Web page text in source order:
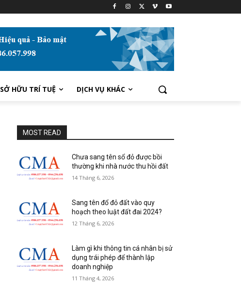
SỞ HỮU TRÍ TUỆ DỊCH VỤ KHÁC
MOST READ
Chưa sang tên sổ đỏ được bồi
thường khi nhà nước thu hồi đất
14 Tháng 6, 2026
Sang tên đổ đỏ đất vào quy
hoạch theo luật đất đai 2024?
12 Tháng 6, 2026
Làm gì khi thông tin cá nhân bị sử
dụng trái phép để thành lập
doanh nghiệp
11 Tháng 4, 2026